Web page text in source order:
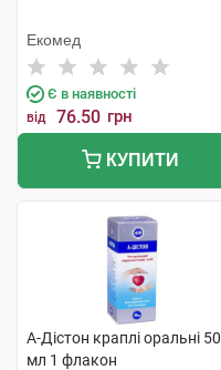
Екомед
Є в наявності
від 76.50 грн
КУПИТИ
А-Дістон краплі оральні 50
мл 1 флакон